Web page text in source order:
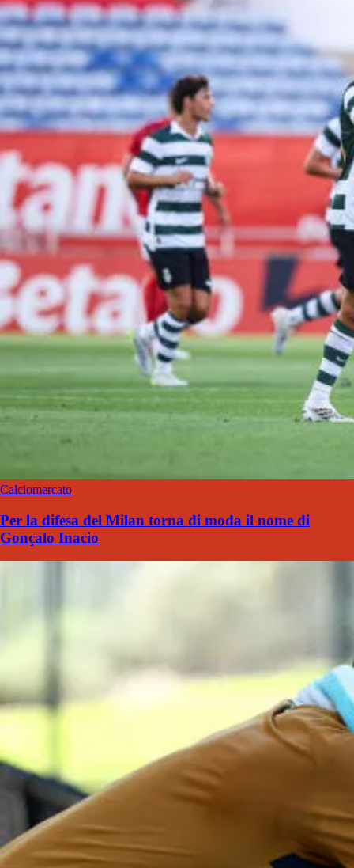
Calciomercato
Per la difesa del Milan torna di moda il nome di
Gonçalo Inacio